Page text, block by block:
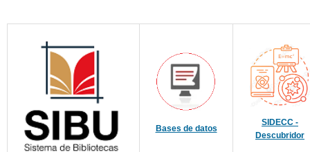
Bases de datos
SIDECC -
Descubridor